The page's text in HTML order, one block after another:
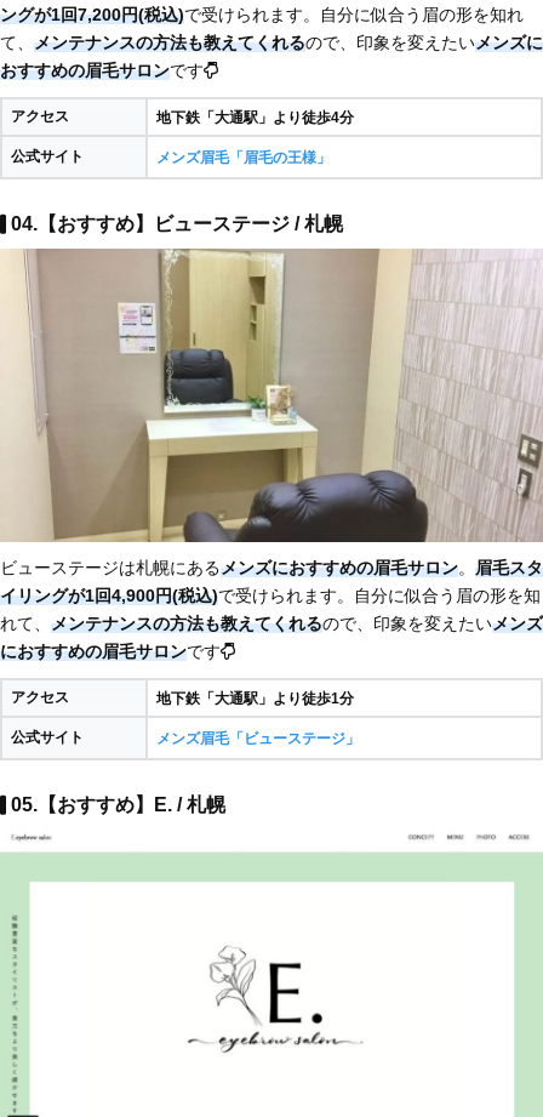
ングが1回7,200円(税込)で受けられます。自分に似合う眉の形を知れ
て、 メンテナンスの方法も教えてくれるので、印象を変えたいメンズに
おすすめの眉毛サロンです
アクセス 地下鉄「大通駅」より徒歩4分
公式サイト メンズ眉毛「眉毛の王様」
04.【おすすめ】ビューステージ / 札幌
ビューステージは札幌にあるメンズにおすすめの眉毛サロン。 眉毛スタ
イリングが1回4,900円(税込)で受けられます。自分に似合う眉の形を知
れて、 メンテナンスの方法も教えてくれるので、印象を変えたいメンズ
におすすめの眉毛サロンです
アクセス 地下鉄「大通駅」より徒歩1分
公式サイト メンズ眉毛「ビューステージ」
05.【おすすめ】E. / 札幌